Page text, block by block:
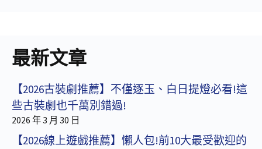
最新文章
【2026古裝劇推薦】不僅逐玉、白日提燈必看!這
些古裝劇也千萬別錯過!
2026 年 3 月 30 日
【2026線上遊戲推薦】懶人包!前10大最受歡迎的